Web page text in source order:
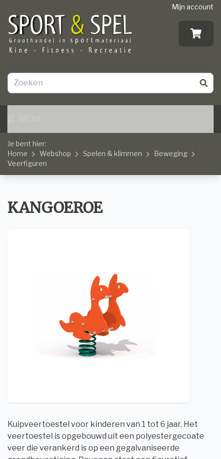
Mijn account
Je bent hier:
Home
Webshop Spelen & klimmen
Beweging
Veerfiguren
KANGOEROE
Kuipveertoestel voor kinderen van 1 tot 6 jaar. Het
veertoestel is opgebouwd uit een polyestergecoate
veer die verankerd is op een gegalvaniseerde